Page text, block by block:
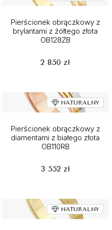
Pierścionek obrączkowy z
brylantami z żółtego złota
OB128ZB
2 850 zł
NATURALNY
Pierścionek obrączkowy z
diamentami z białego złota
OB110RB
3 552 zł
NATURALNY